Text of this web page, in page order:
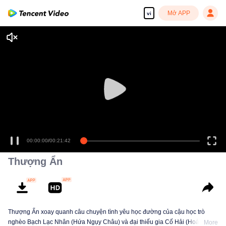
vi Mở APP
00:00:00/00:21:42
Thượng Ẩn
Thượng Ẩn xoay quanh câu chuyện tình yêu học đường của cậu học trò
nghèo Bạch Lạc Nhân (Hứa Ngụy Châu) và đại thiếu gia Cố Hải (HoàngMore